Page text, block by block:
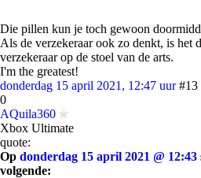
Die pillen kun je toch gewoon
Als de verzekeraar ook zo denkt, is het
verzekeraar op de stoel van de arts.
I'm the greatest!
donderdag 15 april 2021, 12:47 uur #13
0
AQuila360
Xbox Ultimate
quote:
Op donderdag 15 april 2021 @ 12:43
volgende: